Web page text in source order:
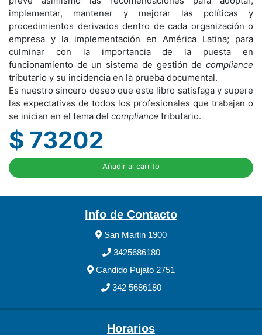
implementar, mantener y mejorar las políticas y
procedimientos derivados dentro de cada organización o
empresa y la implementación en América Latina; para
culminar con la importancia de la puesta en
funcionamiento de un sistema de gestión de compliance
tributario y su incidencia en la prueba documental.
Es nuestro sincero deseo que este libro satisfaga y supere
las expectativas de todos los profesionales que trabajan o
se inician en el tema del compliance tributario.
$ 73202
Añadir al carrito
Info de Contacto
San Martin 1900
3425686180
Candido Pujato 2751
342 5686180
Horarios